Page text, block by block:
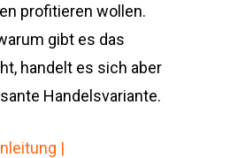
profitieren wollen.
gibt es das
handelt es sich aber
Handelsvariante.
|